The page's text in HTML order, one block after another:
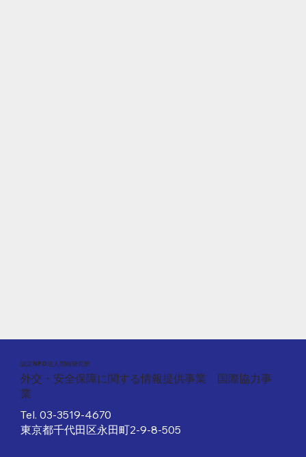
​認定NPO法人岡崎研究所
外交・安全保障に関する情報提供事業 国際協力事
業
Tel. 03-3519-4670
東京都千代田区永田町2-9-8-505